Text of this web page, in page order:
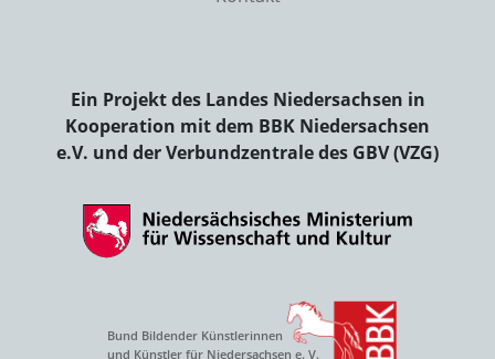
Ein Projekt des Landes Niedersachsen in
Kooperation mit dem BBK Niedersachsen
e.V. und der Verbundzentrale des GBV (VZG)
Bund Bildender Künstlerinnen
und Künstler für Niedersachsen e. V.